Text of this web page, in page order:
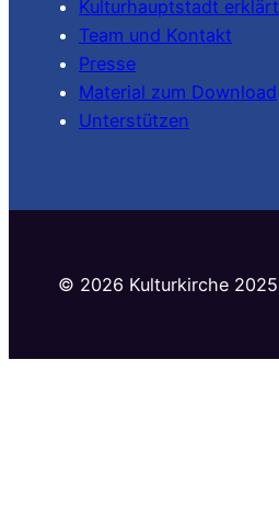
Kulturhauptstadt erklärt
Team und Kontakt
Presse
Material zum Download
Unterstützen
©️ 2026 Kulturkirche 2025